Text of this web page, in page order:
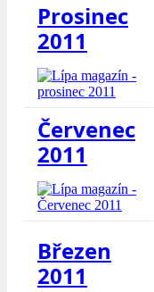
Prosinec
2011
Červenec
2011
Březen
2011